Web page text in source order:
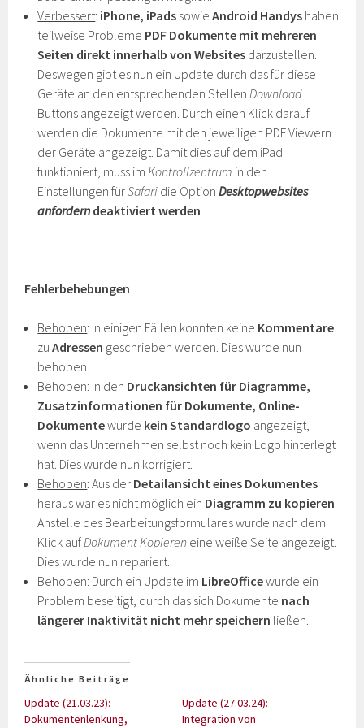
Verbessert: iPhone, iPads sowieAndroid Handys haben
teilweise Probleme PDF Dokumente mit mehreren
Seiten direkt innerhalb von Websites darzustellen.
Deswegen gibt es nun ein Update durch das für diese
Geräte an den entsprechenden StellenDownload
Buttons angezeigt werden. Durch einen Klick darauf
werden die Dokumente mit den jeweiligen PDF Viewern
der Geräte angezeigt. Damit dies auf dem iPad
funktioniert, muss imKontrollzentrum in den
Einstellungen fürSafari die OptionDesktopwebsites
anforderndeaktiviert werden.
Fehlerbehebungen
Behoben: In einigen Fällen konnten keine Kommentare
zuAdressen geschrieben werden. Dies wurde nun
behoben.
Behoben: In den Druckansichten für Diagramme,
Zusatzinformationen für Dokumente, Online-
Dokumentewurde kein Standardlogo angezeigt,
wenn das Unternehmen selbst noch kein Logo hinterlegt
hat. Dies wurde nun korrigiert.
Behoben: Aus der Detailansicht eines Dokumentes
heraus war es nicht möglich ein Diagramm zu kopieren.
Anstelle des Bearbeitungsformulares wurde nach dem
Klick aufDokument Kopieren eine weiße Seite angezeigt.
Dies wurde nun repariert.
Behoben: Durch ein Update im LibreOfficewurde ein
Problem beseitigt, durch das sich Dokumente nach
längerer Inaktivität nicht mehr speichern ließen.
Ähnliche Beiträge
Update (21.03.23):
Dokumentenlenkung,
Update (27.03.24):
Integration von